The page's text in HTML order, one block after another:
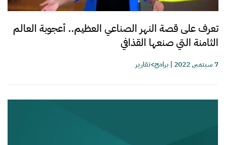
تعرف على قصة النهر الصناعي العظيم.. أعجوبة العالم
الثامنة التي صنعها القذافي
7 سبتمبر, 2022 |برامج>تقارير